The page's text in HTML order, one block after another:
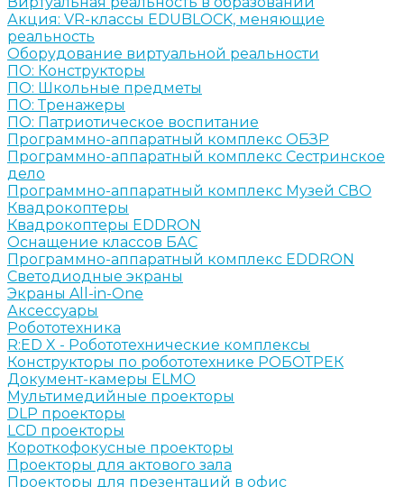
Акция: VR-классы EDUBLOCK, меняющие
реальность
Оборудование виртуальной реальности
ПО: Конструкторы
ПО: Школьные предметы
ПО: Тренажеры
ПО: Патриотическое воспитание
Программно-аппаратный комплекс ОБЗР
Программно-аппаратный комплекс Сестринское
дело
Программно-аппаратный комплекс Музей СВО
Квадрокоптеры
Квадрокоптеры EDDRON
Оснащение классов БАС
Программно-аппаратный комплекс EDDRON
Светодиодные экраны
Экраны All-in-One
Аксессуары
Робототехника
R:ED X - Робототехнические комплексы
Конструкторы по робототехнике РОБОТРЕК
Документ-камеры ELMO
Мультимедийные проекторы
DLP проекторы
LCD проекторы
Короткофокусные проекторы
Проекторы для актового зала
Проекторы для презентаций в офис